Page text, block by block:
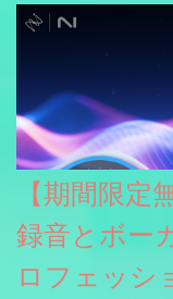
【期間限定
録音とボー
ロフェッシ